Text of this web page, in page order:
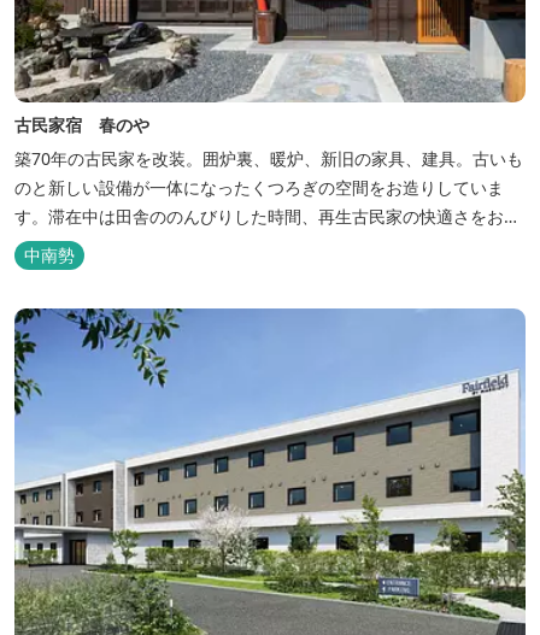
古民家宿 春のや
築70年の古民家を改装。囲炉裏、暖炉、新旧の家具、建具。古いも
のと新しい設備が一体になったくつろぎの空間をお造りしていま
す。滞在中は田舎ののんびりした時間、再生古民家の快適さをお楽
しみください。 【時間】 《 チェックイン 》 15：00～20：00の間
にお願いいたします。 《 チェックアウト 》 10：00まで 【御利用
料金】 一日一組様１棟貸し（定員５名） 一...
中南勢